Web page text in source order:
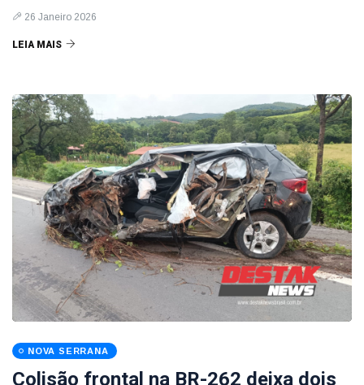
26 Janeiro 2026
LEIA MAIS
NOVA SERRANA
Colisão frontal na BR-262 deixa dois